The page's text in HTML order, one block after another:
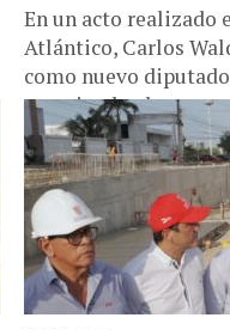
En un acto realizado
Atlántico, Carlos
como nuevo
asumiendo el